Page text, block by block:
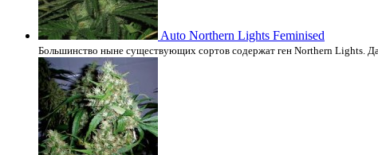
Auto Northern Lights Feminised
Большинство ныне существующих сортов содержат ген Northern Lights.